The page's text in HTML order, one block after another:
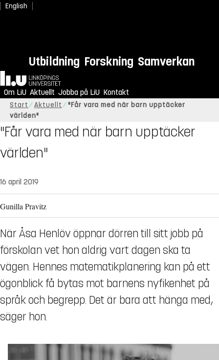
English
Utbildning Forskning Samverkan
Hem
Om LiU Aktuellt Jobba på LiU Kontakt
Start Aktuellt
"Får vara med när barn upptäcker
världen"
"Får vara med när barn upptäcker
världen"
16 april 2019
Gunilla Pravitz
När Åsa Henlöv öppnar dörren till sitt jobb på
förskolan vet hon aldrig vart dagen ska ta
vägen. Hennes matematikplanering kan på ett
ögonblick få bytas mot barnens nyfikenhet på
språk och begrepp. Det är bara att hänga med,
säger hon.